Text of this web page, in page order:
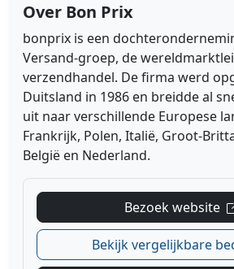
Over Bon Prix
bonprix is een
Versand-groep, de
verzendhandel. De firma werd
Duitsland in 1986 en breidde al
uit naar verschillende Europese
Frankrijk, Polen, Italië, Groot-
België en Nederland.
Bezoek website
Bekijk vergelijkbare